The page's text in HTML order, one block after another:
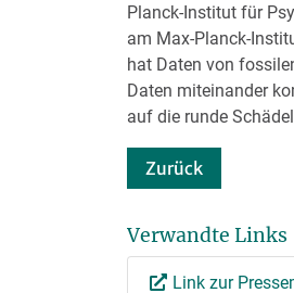
Planck-Institut für
am Max-Planck-
hat Daten von
Daten miteinander
auf die runde
Zurück
Verwandte Links
Link zur